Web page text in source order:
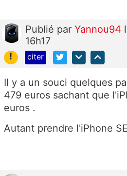
Publié par Yannou94
16h17
!
citer
Il y a un souci quelques
479 euros sachant que
euros .
Autant prendre l'iPhone SE